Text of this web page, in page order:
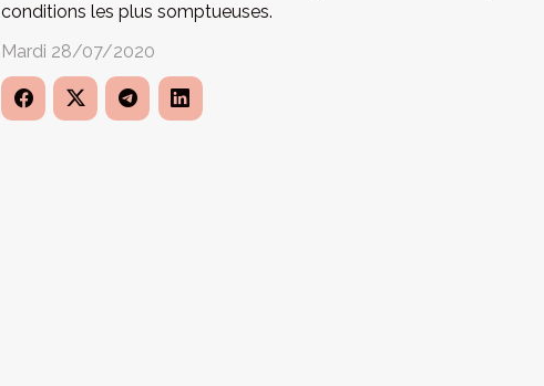
conditions les plus somptueuses.
Mardi 28/07/2020